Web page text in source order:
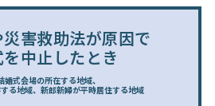
害救助法が原因で
中止したとき
婚式会場の所在する地域、
る地域、新郎新婦が平時居住する地域